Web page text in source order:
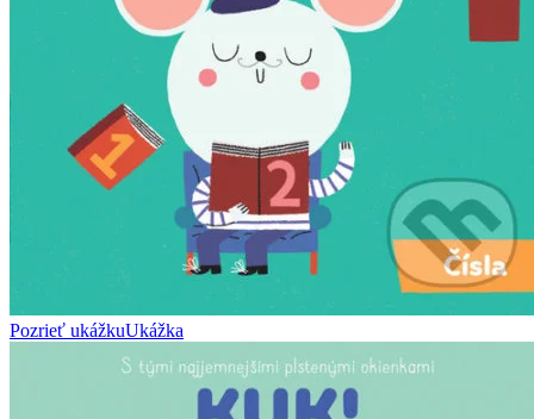
Pozrieť ukážkuUkážka